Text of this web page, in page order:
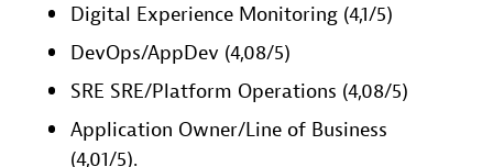
Digital Experience Monitoring (4,1/5)
DevOps/AppDev (4,08/5)
SRE SRE/Platform Operations (4,08/5)
Application Owner/Line of Business
(4,01/5).